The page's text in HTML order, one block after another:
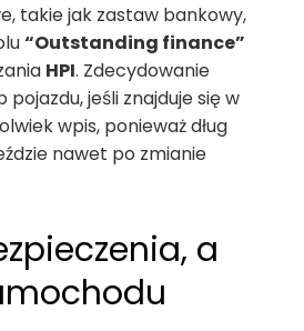
takie jak zastaw bankowy,
“Outstanding finance”
HPI. Zdecydowanie
jeśli znajduje się w
wpis, ponieważ dług
nawet po zmianie
a